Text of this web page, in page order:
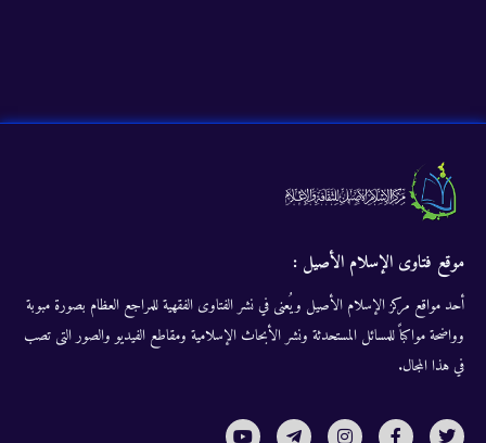
موقع فتاوى الإسلام الأصيل :
أحد مواقع مركز الإسلام الأصيل ويُعنى في نشر الفتاوى الفقهية للمراجع العظام بصورة مبوبة
وواضحة مواكباً للمسائل المستحدثة ونشر الأبحاث الإسلامية ومقاطع الفيديو والصور التى تصب
في هذا المجال.